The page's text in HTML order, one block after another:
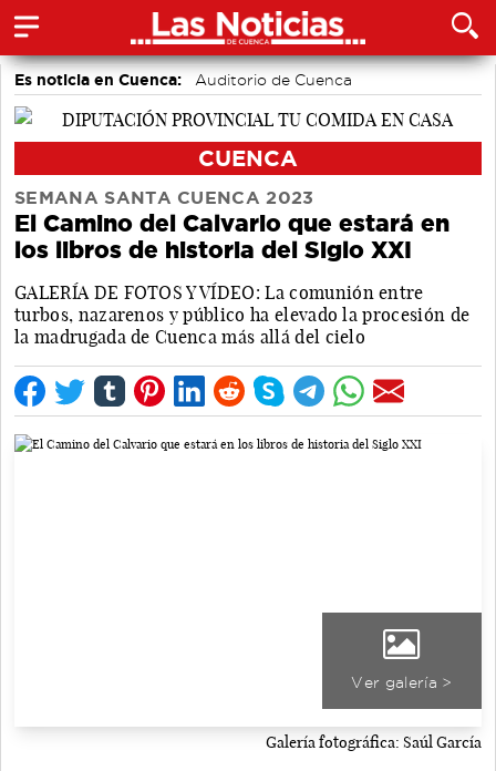
Es noticia en Cuenca: Auditorio de Cuenca
CUENCA
SEMANA SANTA CUENCA 2023
El Camino del Calvario que estará en
los libros de historia del Siglo XXI
GALERÍA DE FOTOS Y VÍDEO: La comunión entre
turbos, nazarenos y público ha elevado la procesión de
la madrugada de Cuenca más allá del cielo
Ver galería >
Galería fotográfica: Saúl García